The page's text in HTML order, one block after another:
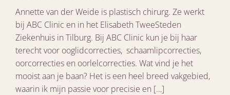
Annette van der Weide is plastisch chirurg. Ze werkt
bij ABC Clinic en in het Elisabeth TweeSteden
Ziekenhuis in Tilburg. Bij ABC Clinic kun je bij haar
terecht voor ooglidcorrecties, schaamlipcorrecties,
oorcorrecties en oorlelcorrecties. Wat vind je het
mooist aan je baan? Het is een heel breed vakgebied,
waarin ik mijn passie voor precisie en […]